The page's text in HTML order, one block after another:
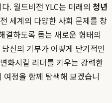
. 월드비전 YLC는 미래의 청년
세계의 다양한 사회 문제를 창
결하도록 돕는 새로운 형태의
신의 기부가 어떻게 단기적인
화시킬 리더를 키우는 강력한
정을 함께 탐색해 보겠습니